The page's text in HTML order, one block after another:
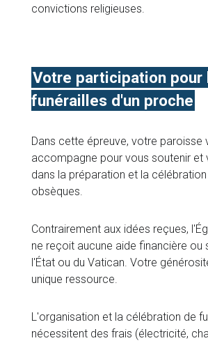
convictions religieuses.
Votre participation pour
funérailles d'un proche
Dans cette épreuve, votre paroisse
accompagne pour vous soutenir et
dans la préparation et la
obsèques.
Contrairement aux idées reçues,
ne reçoit aucune aide financière ou
l'État ou du Vatican. Votre
unique ressource.
L'organisation et la célébration de
nécessitent des frais (électricité,